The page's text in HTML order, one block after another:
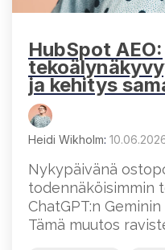
HubSpot AEO:
ja kehitys
Heidi Wikholm:
Nykypäivänä
todennäköisimmin
ChatGPT:n
Tämä muutos